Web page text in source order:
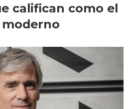
califican como el